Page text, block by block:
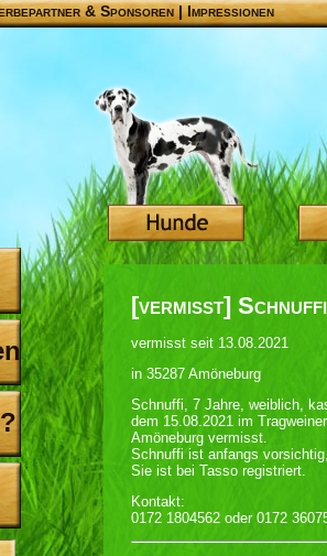
& Sponsoren|Impressionen
[vermisst] Schnuffi
vermisst seit 13.08.2021
in 35287 Amöneburg
Schnuffi, 7 Jahre, weiblich,
dem 15.08.2021 im
Amöneburg vermisst.
Schnuffi ist anfangs
Sie ist bei Tasso registriert.
Kontakt:
0172 1804562 oder 0172